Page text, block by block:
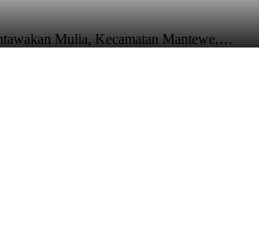
Mulia, Kecamatan Mantewe,…